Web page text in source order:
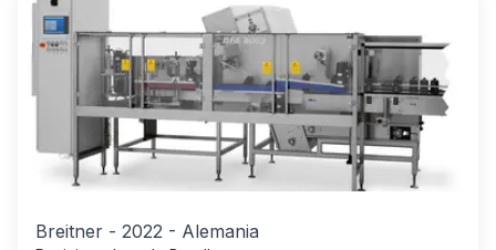
Breitner - 2022 - Alemania